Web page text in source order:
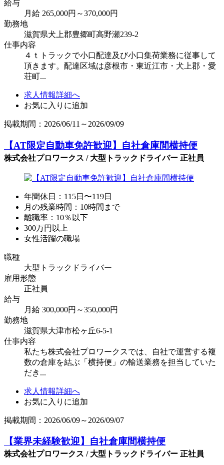
給与
月給 265,000円～370,000円
勤務地
滋賀県犬上郡豊郷町高野瀬239-2
仕事内容
４ｔトラックで小口配達及び小口集荷業務に従事して
頂きます。配達区域は彦根市・東近江市・犬上郡・愛
荘町...
求人情報詳細へ
お気に入りに追加
掲載期間：2026/06/11～2026/09/09
【AT限定自動車免許歓迎】自社倉庫間横持便
株式会社プロワークス / 大型トラックドライバー 正社員
年間休日：115日〜119日
月の残業時間：10時間まで
離職率：10％以下
300万円以上
女性活躍の職場
職種
大型トラックドライバー
雇用形態
正社員
給与
月給 300,000円～350,000円
勤務地
滋賀県大津市松ヶ丘6-5-1
仕事内容
私たち株式会社プロワークスでは、自社で運営する複
数の倉庫を結ぶ「横持便」の輸送業務を担当していた
だき...
求人情報詳細へ
お気に入りに追加
掲載期間：2026/06/09～2026/09/07
【業界未経験歓迎】自社倉庫間横持便
株式会社プロワークス / 大型トラックドライバー 正社員